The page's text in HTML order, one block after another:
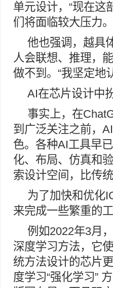
单元设计，“现在这
们将面临较大压力
他也强调，越具
人会联想、推理，
做不到。“我坚定地
AI在芯片设计中
事实上，在
到广泛关注之前，
色。各种AI工具早
化、布局、仿真和
索设计空间，比传
为了加快和优化
来完成一些繁重的工
例如2022年3月
深度学习方法，它
统方法设计的芯片
度学习“强化学习”